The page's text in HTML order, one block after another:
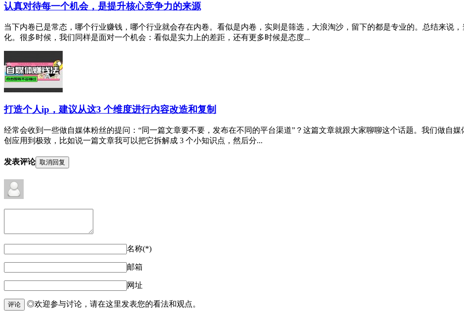
认真对待每一个机会，是提升核心竞争力的来源
当下内卷已是常态，哪个行业赚钱，哪个行业就会存在内卷。看似是内卷，实则是筛选，大浪淘沙，留下的都是专业的。总结来说
化。很多时候，我们同样是面对一个机会：看似是实力上的差距，还有更多时候是态度...
打造个人ip，建议从这3 个维度进行内容改造和复制
经常会收到一些做自媒体粉丝的提问：“同一篇文章要不要，发布在不同的平台渠道”？这篇文章就跟大家聊聊这个话题。我们做自
创应用到极致，比如说一篇文章我可以把它拆解成 3 个小知识点，然后分...
发表评论 取消回复
名称(*)
邮箱
网址
评论 ◎欢迎参与讨论，请在这里发表您的看法和观点。